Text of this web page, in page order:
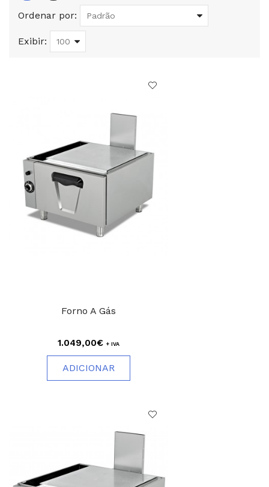
Ordenar por:
Exibir:
Forno A Gás
1.049,00€ + IVA
ADICIONAR